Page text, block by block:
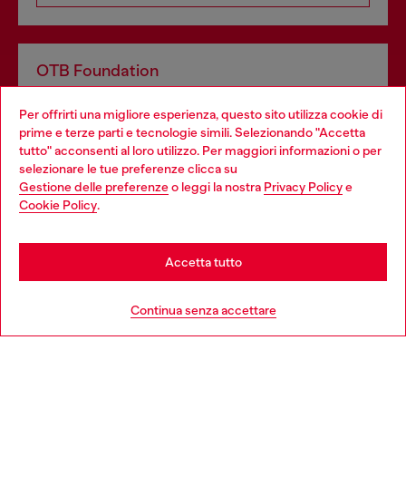
Per offrirti una migliore esperienza, questo sito utilizza cookie di
prime e terze parti e tecnologie simili. Selezionando "Accetta
tutto" acconsenti al loro utilizzo. Per maggiori informazioni o per
selezionare le tue preferenze clicca su
Gestione delle preferenzeo leggi la nostra Privacy Policye
Cookie Policy.
Continua senza accettare
Accetta tutto
OTB Foundation
profit del gruppo OTB che sostiene progetti concreti per
giovani, donne, inclusione ed emergenze in tutto il mondo.
Choose your location
You are currently browsing Italia website, but it seems you may
be based in United States